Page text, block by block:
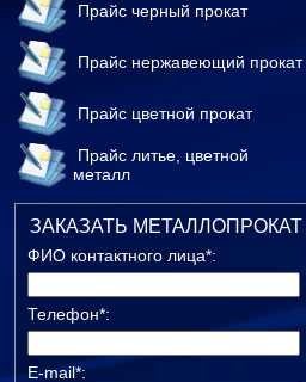
Прайс черный прокат
Прайс нержавеющий прокат
Прайс цветной прокат
Прайс литье, цветной
металл
ЗАКАЗАТЬ МЕТАЛЛОПРОКАТ
ФИО контактного лица*:
Телефон*:
E-mail*: